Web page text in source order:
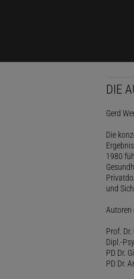
DIE
Gerd
Die
1980
und
Autoren
Prof.
Dipl.-
PD Dr.
PD Dr.